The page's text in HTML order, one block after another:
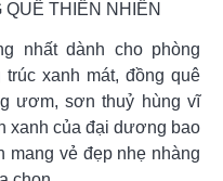
THIÊN NHIÊN
nhất dành cho phòng
xanh mát, đồng quê
ươm, sơn thuỷ hùng vĩ
xanh của đại dương bao
mang vẻ đẹp nhẹ nhàng